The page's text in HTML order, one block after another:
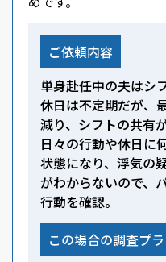
ご依頼内容
単身赴任中の夫はシ
休日は不定期だが、
減り、シフトの共有
日々の行動や休日に
状態になり、浮気の
がわからないので、
行動を確認。
この場合の調査プ